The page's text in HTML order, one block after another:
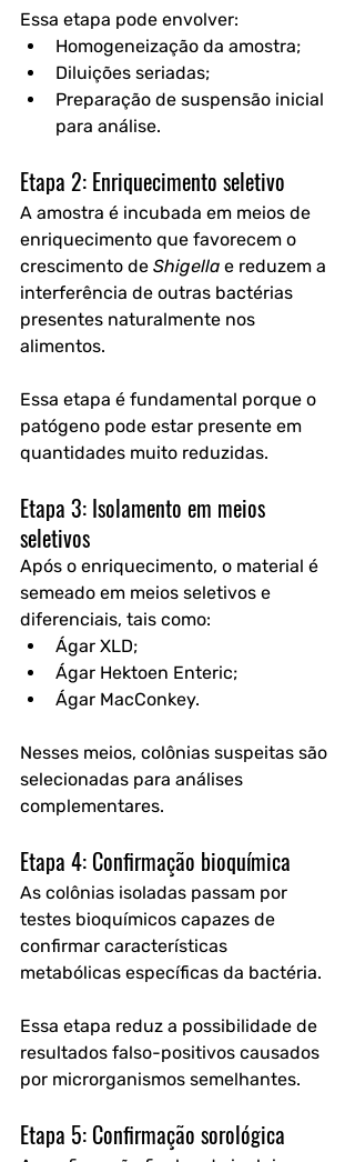
Essa etapa pode envolver:
Homogeneização da amostra;
Diluições seriadas;
Preparação de suspensão inicial
para análise.
Etapa 2: Enriquecimento seletivo
A amostra é incubada em meios de
enriquecimento que favorecem o
crescimento de Shigella e reduzem a
interferência de outras bactérias
presentes naturalmente nos
alimentos.
Essa etapa é fundamental porque o
patógeno pode estar presente em
quantidades muito reduzidas.
Etapa 3: Isolamento em meios
seletivos
Após o enriquecimento, o material é
semeado em meios seletivos e
diferenciais, tais como:
Ágar XLD;
Ágar Hektoen Enteric;
Ágar MacConkey.
Nesses meios, colônias suspeitas são
selecionadas para análises
complementares.
Etapa 4: Confirmação bioquímica
As colônias isoladas passam por
testes bioquímicos capazes de
confirmar características
metabólicas específicas da bactéria.
Essa etapa reduz a possibilidade de
resultados falso-positivos causados
por microrganismos semelhantes.
Etapa 5: Confirmação sorológica